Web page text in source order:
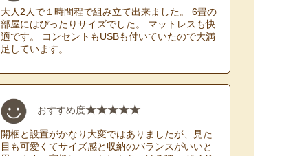
大人2人で１時間程で組み立て出来ました。 6畳の
部屋にはぴったりサイズでした。 マットレスも快
適です。 コンセントもUSBも付いていたので大満
足しています。
おすすめ度★★★★★
開梱と設置がかなり大変ではありましたが、見た
目も可愛くてサイズ感と収納のバランスがいいと